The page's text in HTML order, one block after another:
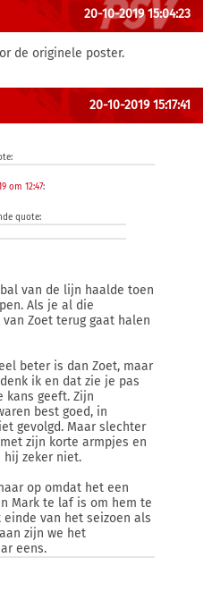
20-10-2019 15:04:23
de originele poster.
20-10-2019 15:17:41
om 12:47:
quote:
van de lijn haalde toen
Als je al die
Zoet terug gaat halen
beter is dan Zoet, maar
ik en dat zie je pas
kans geeft. Zijn
best goed, in
gevolgd. Maar slechter
zijn korte armpjes en
hij zeker niet.
op omdat het een
Mark te laf is om hem te
van het seizoen als
zijn we het
eens.